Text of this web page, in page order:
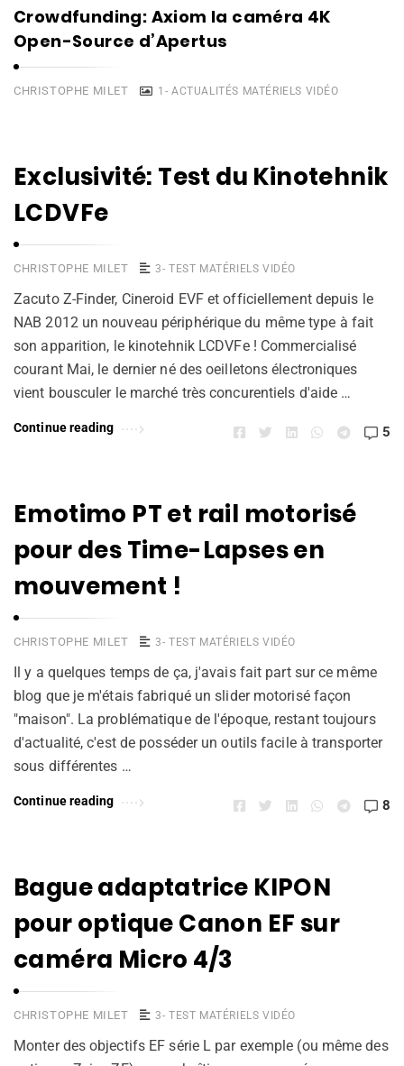
Crowdfunding: Axiom la caméra 4K
Open-Source d’Apertus
CHRISTOPHE MILET 1- ACTUALITÉS MATÉRIELS VIDÉO
Exclusivité: Test du Kinotehnik
LCDVFe
CHRISTOPHE MILET 3- TEST MATÉRIELS VIDÉO
Zacuto Z-Finder, Cineroid EVF et officiellement depuis le
NAB 2012 un nouveau périphérique du même type à fait
son apparition, le kinotehnik LCDVFe ! Commercialisé
courant Mai, le dernier né des oeilletons électroniques
vient bousculer le marché très concurentiels d'aide …
Continue reading 5
Emotimo PT et rail motorisé
pour des Time-Lapses en
mouvement !
CHRISTOPHE MILET 3- TEST MATÉRIELS VIDÉO
Il y a quelques temps de ça, j'avais fait part sur ce même
blog que je m'étais fabriqué un slider motorisé façon
"maison". La problématique de l'époque, restant toujours
d'actualité, c'est de posséder un outils facile à transporter
sous différentes …
Continue reading 8
Bague adaptatrice KIPON
pour optique Canon EF sur
caméra Micro 4/3
CHRISTOPHE MILET 3- TEST MATÉRIELS VIDÉO
Monter des objectifs EF série L par exemple (ou même des